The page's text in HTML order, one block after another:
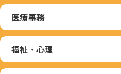
医療事務
福祉・心理